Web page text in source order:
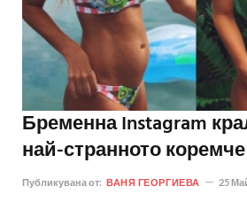
Бременна Instagram
най-странното
Публикувана от: ВАНЯ ГЕОРГИЕВА 25